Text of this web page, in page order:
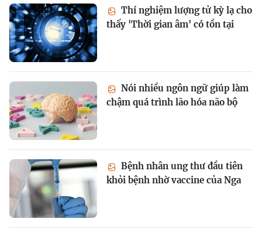
Thí nghiệm lượng tử kỳ lạ cho
thấy 'Thời gian âm' có tồn tại
Nói nhiều ngôn ngữ giúp làm
chậm quá trình lão hóa não bộ
Bệnh nhân ung thư đầu tiên
khỏi bệnh nhờ vaccine của Nga